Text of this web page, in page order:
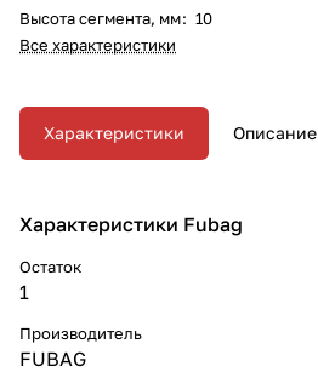
Высота сегмента, мм: 10
Все характеристики
Характеристики Описание
Характеристики Fubag
Остаток
1
Производитель
FUBAG